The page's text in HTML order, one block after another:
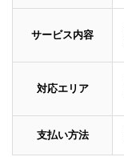
サービス内容
対応エリア
支払い方法